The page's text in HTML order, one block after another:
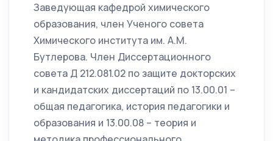
Заведующая кафедрой химического
образования, член Ученого совета
Химического института им. А.М.
Бутлерова. Член Диссертационного
совета Д 212.081.02 по защите докторских
и кандидатских диссертаций по 13.00.01 –
общая педагогика, история педагогики и
образования и 13.00.08 – теория и